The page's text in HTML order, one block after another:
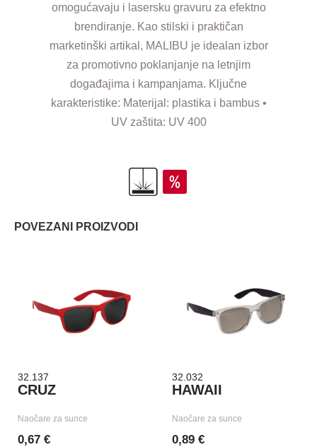
omogućavaju i lasersku gravuru za efektno
brendiranje. Kao stilski i praktičan
marketinški artikal, MALIBU je idealan izbor
za promotivno poklanjanje na letnjim
događajima i kampanjama. Ključne
karakteristike: Materijal: plastika i bambus •
UV zaštita: UV 400
POVEZANI PROIZVODI
32.137
CRUZ
Naočare za sunce
0,67 €
32.032
HAWAII
Naočare za sunce
0,89 €